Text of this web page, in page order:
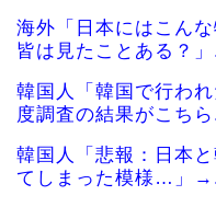
海外「日本にはこん
皆は見たことある？
韓国人「韓国で行わ
度調査の結果がこち
韓国人「悲報：日本
てしまった模様…」